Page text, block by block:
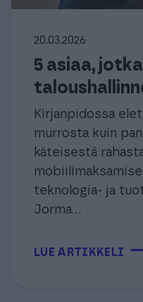
20.03.2026
5 asiaa,
Kirjanpidossa
murrosta kuin
käteisestä
teknologia- ja
Jorma...
LUE ARTIKKELI